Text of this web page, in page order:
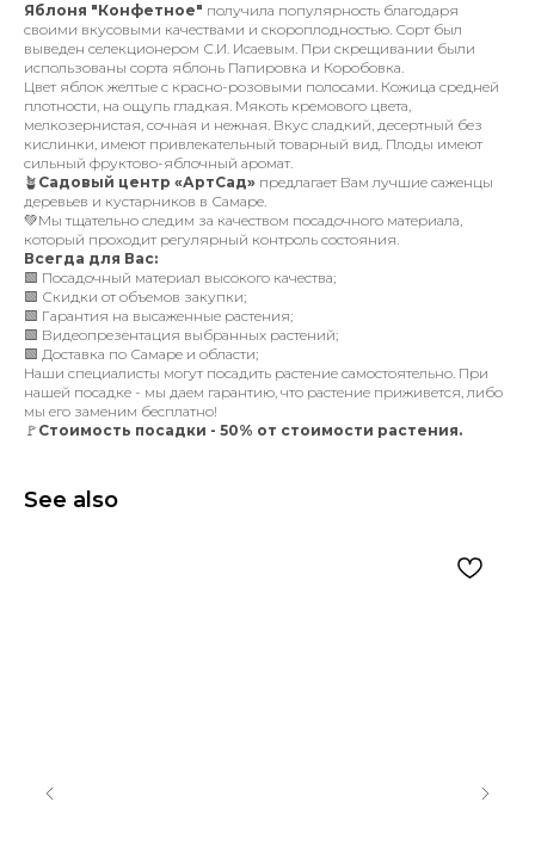
Яблоня "Конфетное" получила популярность благодаря
своими вкусовыми качествами и скороплодностью. Сорт был
выведен селекционером С.И. Исаевым. При скрещивании были
использованы сорта яблонь Папировка и Коробовка.
Цвет яблок желтые с красно-розовыми полосами. Кожица средней
плотности, на ощупь гладкая. Мякоть кремового цвета,
мелкозернистая, сочная и нежная. Вкус сладкий, десертный без
кислинки, имеют привлекательный товарный вид. Плоды имеют
сильный фруктово-яблочный аромат.
🪴 Садовый центр «АртСад» предлагает Вам лучшие саженцы
деревьев и кустарников в Самаре.
💚Мы тщательно следим за качеством посадочного материала,
который проходит регулярный контроль состояния.
Всегда для Вас:
🟩 Посадочный материал высокого качества;
🟩 Скидки от объемов закупки;
🟩 Гарантия на высаженные растения;
🟩 Видеопрезентация выбранных растений;
🟩 Доставка по Самаре и области;
Наши специалисты могут посадить растение самостоятельно. При
нашей посадке - мы даем гарантию, что растение приживется, либо
мы его заменим бесплатно!
🚩 Стоимость посадки - 50% от стоимости растения.
See also